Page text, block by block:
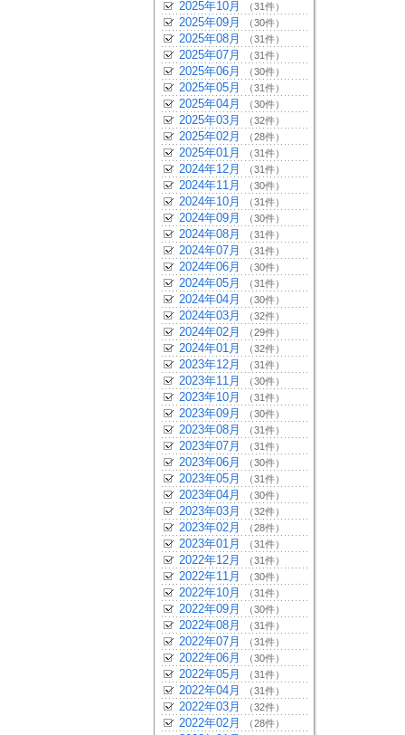
2025年10月 （31件）
2025年09月 （30件）
2025年08月 （31件）
2025年07月 （31件）
2025年06月 （30件）
2025年05月 （31件）
2025年04月 （30件）
2025年03月 （32件）
2025年02月 （28件）
2025年01月 （31件）
2024年12月 （31件）
2024年11月 （30件）
2024年10月 （31件）
2024年09月 （30件）
2024年08月 （31件）
2024年07月 （31件）
2024年06月 （30件）
2024年05月 （31件）
2024年04月 （30件）
2024年03月 （32件）
2024年02月 （29件）
2024年01月 （32件）
2023年12月 （31件）
2023年11月 （30件）
2023年10月 （31件）
2023年09月 （30件）
2023年08月 （31件）
2023年07月 （31件）
2023年06月 （30件）
2023年05月 （31件）
2023年04月 （30件）
2023年03月 （32件）
2023年02月 （28件）
2023年01月 （31件）
2022年12月 （31件）
2022年11月 （30件）
2022年10月 （31件）
2022年09月 （30件）
2022年08月 （31件）
2022年07月 （31件）
2022年06月 （30件）
2022年05月 （31件）
2022年04月 （31件）
2022年03月 （32件）
2022年02月 （28件）